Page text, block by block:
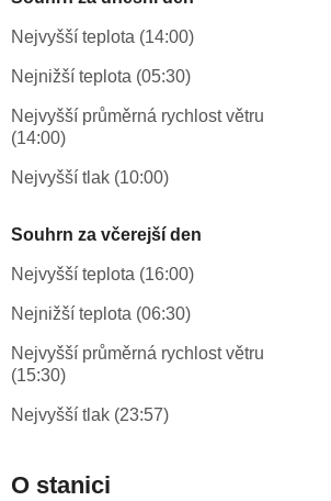
Nejvyšší teplota (14:00)
Nejnižší teplota (05:30)
Nejvyšší průměrná rychlost větru
(14:00)
Nejvyšší tlak (10:00)
Souhrn za včerejší den
Nejvyšší teplota (16:00)
Nejnižší teplota (06:30)
Nejvyšší průměrná rychlost větru
(15:30)
Nejvyšší tlak (23:57)
O stanici